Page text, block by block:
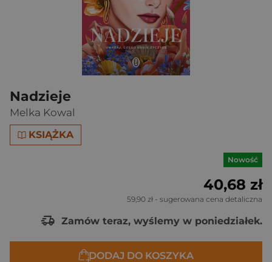
Nadzieje
Melka Kowal
KSIĄŻKA
Nowość
40,68 zł
59,90 zł - sugerowana cena detaliczna
Zamów teraz, wyślemy w poniedziałek.
DODAJ DO KOSZYKA